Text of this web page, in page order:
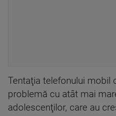
Tentaţia telefonului mobil
problemă cu atât mai
adolescenţilor, care au